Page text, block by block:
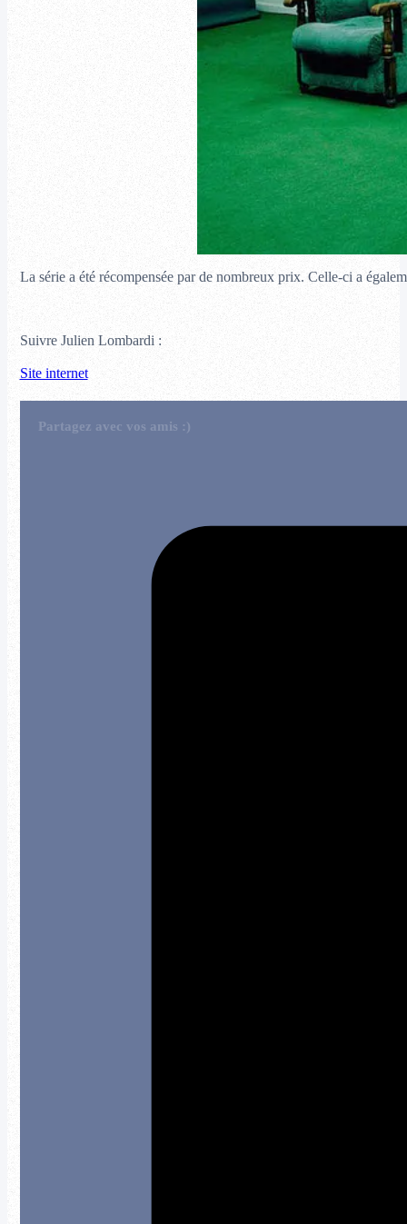
La série a été récompensée par de nombreux prix. Celle-ci a
Suivre Julien Lombardi :
Site internet
Partagez avec vos amis :)